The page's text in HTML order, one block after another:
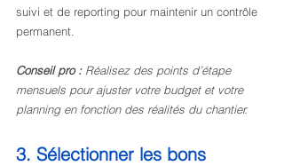
suivi et de reporting pour maintenir un contrôle
permanent.
Conseil pro : Réalisez des points d’étape
mensuels pour ajuster votre budget et votre
planning en fonction des réalités du chantier.
3. Sélectionner les bons